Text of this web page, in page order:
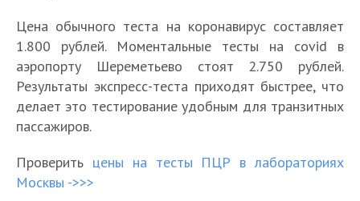
Цена обычного теста на коронавирус составляет
1.800 рублей. Моментальные тесты на covid в
аэропорту Шереметьево стоят 2.750 рублей.
Результаты экспресс-теста приходят быстрее, что
делает это тестирование удобным для транзитных
пассажиров.
Проверить цены на тесты ПЦР в лабораториях
Москвы ->>>